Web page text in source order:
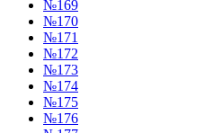
№169
№170
№171
№172
№173
№174
№175
№176